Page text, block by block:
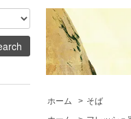
ホーム > そば